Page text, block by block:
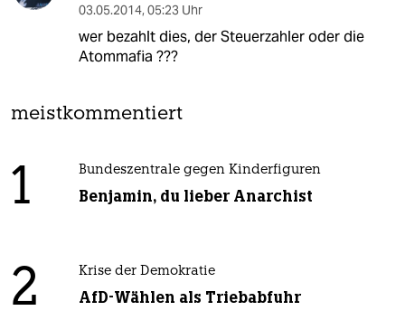
03.05.2014, 05:23 Uhr
wer bezahlt dies, der Steuerzahler oder die
Atommafia ???
meistkommentiert
1 Bundeszentrale gegen Kinderfiguren
Benjamin, du lieber Anarchist
2 Krise der Demokratie
AfD-Wählen als Triebabfuhr